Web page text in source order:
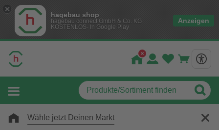
hagebau shop
hagebau connect GmbH & Co. KG
KOSTENLOS- In Google Play
Anzeigen
Wähle jetzt Deinen Markt